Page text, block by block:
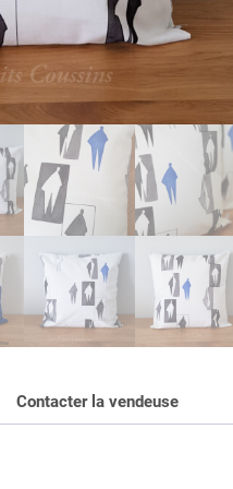
Contacter la vendeuse